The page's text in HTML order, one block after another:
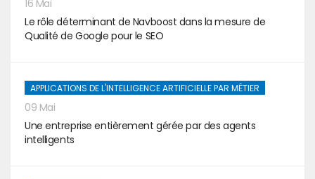
16 Mai
Le rôle déterminant de Navboost dans la mesure de
Qualité de Google pour le SEO
APPLICATIONS DE L'INTELLIGENCE ARTIFICIELLE PAR MÉTIER
09 Mai
Une entreprise entièrement gérée par des agents
intelligents